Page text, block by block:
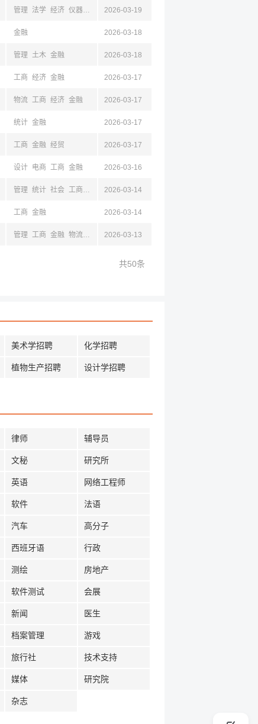
管理 法学 经济 仪器 工业 电子 自动
2026-03-19
金融 2026-03-18
管理 土木 金融 2026-03-18
工商 经济 金融 2026-03-17
物流 工商 经济 金融 2026-03-17
统计 金融 2026-03-17
工商 金融 经贸 2026-03-17
设计 电商 工商 金融 2026-03-16
管理 统计 社会 工商 经济 金融 经贸
2026-03-14
工商 金融 2026-03-14
管理 工商 金融 物流 计算机 安全 法学
2026-03-13
共50条
美术学招聘 化学招聘
植物生产招聘 设计学招聘
律师 辅导员
文秘 研究所
英语 网络工程师
软件 法语
汽车 高分子
西班牙语 行政
测绘 房地产
软件测试 会展
新闻 医生
档案管理 游戏
旅行社 技术支持
媒体 研究院
杂志